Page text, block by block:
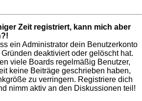
Zeit registriert, kann mich aber
ein Administrator dein Benutzerkonto
deaktiviert oder gelöscht hat.
viele Boards regelmäßig Benutzer,
keine Beiträge geschrieben haben,
zu verringern. Registriere dich
nimm aktiv an den Diskussionen teil!